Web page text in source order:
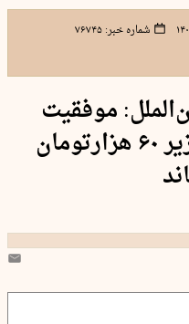
شماره خبر:۷۶۷۴۵
موفقیت
مذاکرات، دلار را به زیر ۶۰ هزارتومان